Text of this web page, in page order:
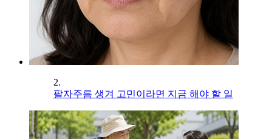
2.
팔자주름 생겨 고민이라면 지금 해야 할 일